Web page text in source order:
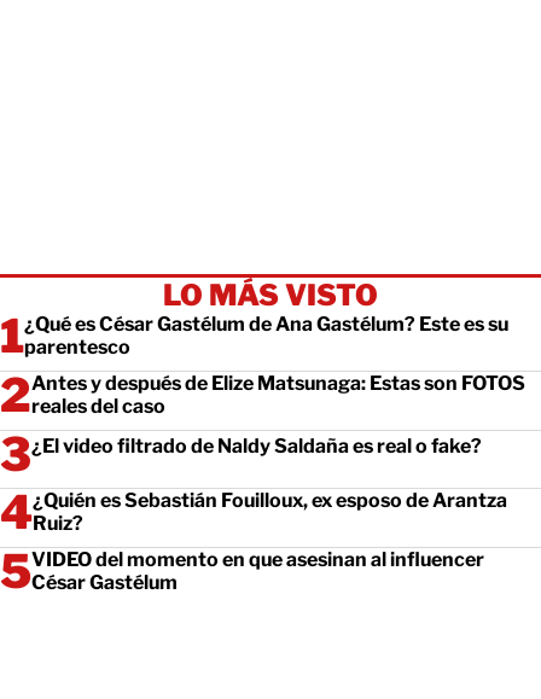
LO MÁS VISTO
¿Qué es César Gastélum de Ana Gastélum? Este es su
parentesco
Antes y después de Elize Matsunaga: Estas son FOTOS
reales del caso
¿El video filtrado de Naldy Saldaña es real o fake?
¿Quién es Sebastián Fouilloux, ex esposo de Arantza
Ruiz?
VIDEO del momento en que asesinan al influencer
César Gastélum